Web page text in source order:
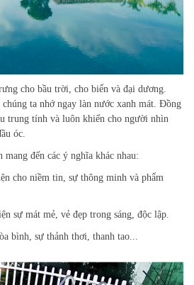
cho bầu trời, cho biển và đại dương.
ta nhớ ngay làn nước xanh mát. Đồng
trung tính và luôn khiến cho người nhìn
óc.
đến các ý nghĩa khác nhau:
cho niềm tin, sự thông minh và phẩm
sự mát mẻ, vẻ đẹp trong sáng, độc lập.
bình, sự thảnh thơi, thanh tao...